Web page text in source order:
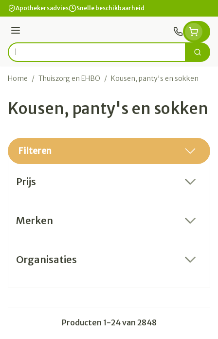
Ga naar de inhoud
Apothekersadvies Snelle beschikbaarheid
Menu
Product, merk, categorie... Zoek
Home / Thuiszorg en EHBO / Kousen, panty's en sokken
Kousen, panty's en sokken
Filteren
Prijs
Merken
Organisaties
Producten 1-24van 2848